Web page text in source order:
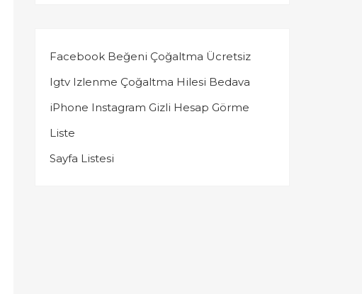
Facebook Beğeni Çoğaltma Ücretsiz
Igtv Izlenme Çoğaltma Hilesi Bedava
iPhone Instagram Gizli Hesap Görme
Liste
Sayfa Listesi